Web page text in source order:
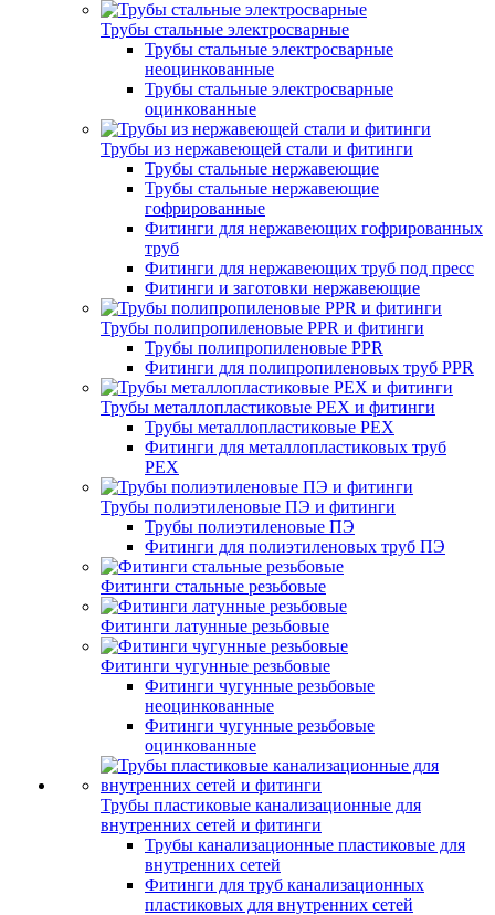
Трубы стальные электросварные
Трубы стальные электросварные
неоцинкованные
Трубы стальные электросварные
оцинкованные
Трубы из нержавеющей стали и фитинги
Трубы стальные нержавеющие
Трубы стальные нержавеющие
гофрированные
Фитинги для нержавеющих гофрированных
труб
Фитинги для нержавеющих труб под пресс
Фитинги и заготовки нержавеющие
Трубы полипропиленовые PPR и фитинги
Трубы полипропиленовые PPR
Фитинги для полипропиленовых труб PPR
Трубы металлопластиковые PEX и фитинги
Трубы металлопластиковые PEX
Фитинги для металлопластиковых труб
PEX
Трубы полиэтиленовые ПЭ и фитинги
Трубы полиэтиленовые ПЭ
Фитинги для полиэтиленовых труб ПЭ
Фитинги стальные резьбовые
Фитинги латунные резьбовые
Фитинги чугунные резьбовые
Фитинги чугунные резьбовые
неоцинкованные
Фитинги чугунные резьбовые
оцинкованные
Трубы пластиковые канализационные для
внутренних сетей и фитинги
Трубы канализационные пластиковые для
внутренних сетей
Фитинги для труб канализационных
пластиковых для внутренних сетей